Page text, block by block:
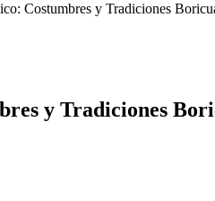
Costumbres y Tradiciones
y Tradiciones